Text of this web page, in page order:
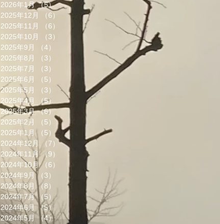
2026年1月 （5）5件の記事
2025年12月
（6）
6件の記事
2025年11月
（6）
6件の記事
2025年10月
（3）
2025年9月
（4）
2025年8月
（3）
3件の記事
2025年7月
（3）
2025年6月
（5）
5件の記事
2025年5月
（3）
3件の記事
2025年4月
（5）
5件の記事
2025年3月 （6）6件の記事
2025年2月
（5） 5件の記事
2025年1月
（5）5件の記事
2024年12月
（7）7件の記事
2024年11月 （9）
9件の記事
2024年10月 （6）
6件の記事
2024年9月 （3）
3件の記事
2024年8月 （8）
8件の記事
2024年7月 （5）5件の記事
2024年6月
（5）
5件の記事
2024年5月 （4）4件の記事